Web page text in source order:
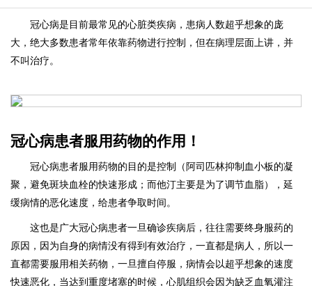
冠心病是目前最常见的心脏类疾病，患病人数超乎想象的庞
大，绝大多数患者常年依靠药物进行控制，但在病理层面上讲，并
不叫治疗。
冠心病患者服用药物的作用！
冠心病患者服用药物的目的是控制（阿司匹林抑制血小板的凝
聚，避免斑块血栓的快速形成；而他汀主要是为了调节血脂），延
缓病情的恶化速度，给患者争取时间。
这也是广大冠心病患者一旦确诊疾病后，往往需要终身服药的
原因，因为自身的病情没有得到有效治疗，一直都是病人，所以一
直都需要服用相关药物，一旦擅自停服，病情会以超乎想象的速度
快速恶化，当达到重度堵塞的时候，心肌组织会因为缺乏血氧灌注